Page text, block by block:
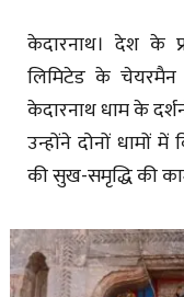
केदारनाथ। देश के
लिमिटेड के
केदारनाथ धाम के
उन्होंने दोनों धामों
की सुख-समृद्धि की